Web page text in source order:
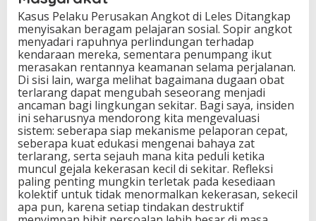
Kasus Pelaku Perusakan Angkot di Leles Ditangkap
menyisakan beragam pelajaran sosial. Sopir angkot
menyadari rapuhnya perlindungan terhadap
kendaraan mereka, sementara penumpang ikut
merasakan rentannya keamanan selama perjalanan.
Di sisi lain, warga melihat bagaimana dugaan obat
terlarang dapat mengubah seseorang menjadi
ancaman bagi lingkungan sekitar. Bagi saya, insiden
ini seharusnya mendorong kita mengevaluasi
sistem: seberapa siap mekanisme pelaporan cepat,
seberapa kuat edukasi mengenai bahaya zat
terlarang, serta sejauh mana kita peduli ketika
muncul gejala kekerasan kecil di sekitar. Refleksi
paling penting mungkin terletak pada kesediaan
kolektif untuk tidak menormalkan kekerasan, sekecil
apa pun, karena setiap tindakan destruktif